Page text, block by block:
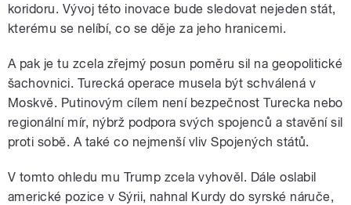
koridoru. Vývoj této inovace bude sledovat nejeden stát,
kterému se nelíbí, co se děje za jeho hranicemi.
A pak je tu zcela zřejmý posun poměru sil na geopolitické
šachovnici. Turecká operace musela být schválená v
Moskvě. Putinovým cílem není bezpečnost Turecka nebo
regionální mír, nýbrž podpora svých spojenců a stavění sil
proti sobě. A také co nejmenší vliv Spojených států.
V tomto ohledu mu Trump zcela vyhověl. Dále oslabil
americké pozice v Sýrii, nahnal Kurdy do syrské náruče,